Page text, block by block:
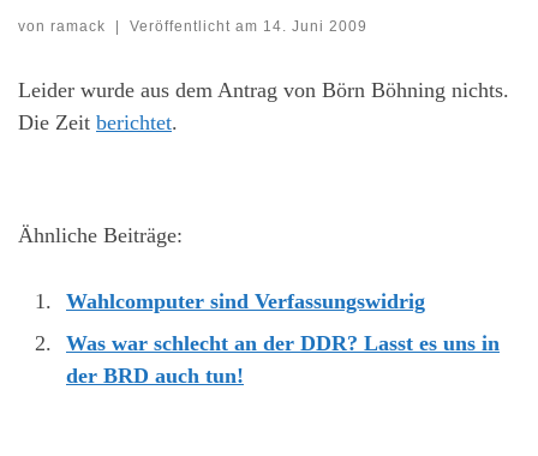
von ramack | Veröffentlicht am 14. Juni 2009
Leider wurde aus dem Antrag von Börn Böhning nichts.
Die Zeit berichtet.
Ähnliche Beiträge:
Wahlcomputer sind Verfassungswidrig
Was war schlecht an der DDR? Lasst es uns in
der BRD auch tun!